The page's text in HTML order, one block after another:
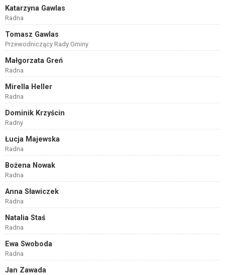
Katarzyna Gawlas
Radna
Tomasz Gawlas
Przewodniczący Rady Gminy
Małgorzata Greń
Radna
Mirella Heller
Radna
Dominik Krzyścin
Radny
Łucja Majewska
Radna
Bożena Nowak
Radna
Anna Sławiczek
Radna
Natalia Staś
Radna
Ewa Swoboda
Radna
Jan Zawada